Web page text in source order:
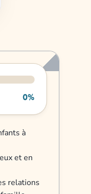
0%
à
et en
relations